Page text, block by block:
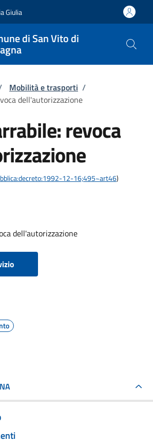
Giulia
di San Vito di
pane
Mobilità e trasporti /
dell'autorizzazione
revoca
12-16;495~art46)
dell'autorizzazione